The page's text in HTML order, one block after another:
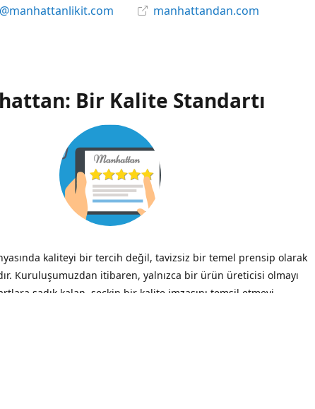
manhattandan.com
Bir Kalite Standartı
kaliteyi bir tercih değil, tavizsiz bir temel prensip olarak
Kuruluşumuzdan itibaren, yalnızca bir ürün üreticisi olmayı
sadık kalan, seçkin bir kalite imzasını temsil etmeyi